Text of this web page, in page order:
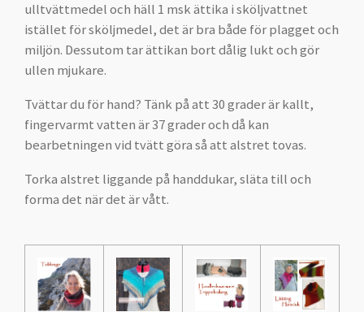
ulltvättmedel och häll 1 msk ättika i sköljvattnet
istället för sköljmedel, det är bra både för plagget och
miljön. Dessutom tar ättikan bort dålig lukt och gör
ullen mjukare.
Tvättar du för hand? Tänk på att 30 grader är kallt,
fingervarmt vatten är 37 grader och då kan
bearbetningen vid tvätt göra så att alstret tovas.
Torka alstret liggande på handdukar, släta till och
forma det när det är vått.